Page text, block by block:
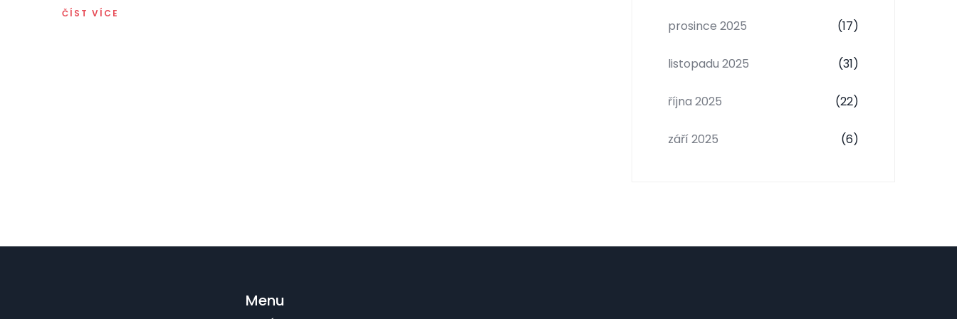
ČÍST VÍCE
prosince 2025 (17)
listopadu 2025 (31)
října 2025 (22)
září 2025 (6)
Menu